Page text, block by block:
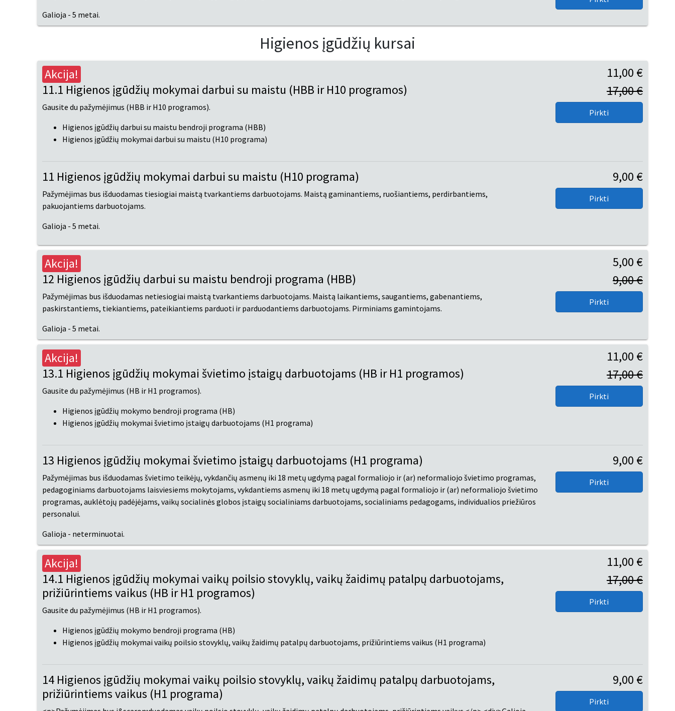
Galioja - 5 metai.
Higienos įgūdžių kursai
11 Higienos įgūdžių mokymai darbui su maistu (H10 programa)
Pažymėjimas bus išduodamas tiesiogiai maistą tvarkantiems darbuotojams. Maistą gaminantiems, ruošiantiems, perdirbantiems,
pakuojantiems darbuotojams.
Galioja - 5 metai.
9,00 €
Akcija!
11.1 Higienos įgūdžių mokymai darbui su maistu (HBB ir H10 programos)
Gausite du pažymėjimus (HBB ir H10 programos).
Higienos įgūdžių darbui su maistu bendroji programa (HBB)
Higienos įgūdžių mokymai darbui su maistu (H10 programa)
11,00 €
17,00 €
Akcija!
12 Higienos įgūdžių darbui su maistu bendroji programa (HBB)
Pažymėjimas bus išduodamas netiesiogiai maistą tvarkantiems darbuotojams. Maistą laikantiems, saugantiems, gabenantiems,
paskirstantiems, tiekiantiems, pateikiantiems parduoti ir parduodantiems darbuotojams. Pirminiams gamintojams.
Galioja - 5 metai.
5,00 €
9,00 €
13 Higienos įgūdžių mokymai švietimo įstaigų darbuotojams (H1 programa)
Pažymėjimas bus išduodamas švietimo teikėjų, vykdančių asmenų iki 18 metų ugdymą pagal formaliojo ir (ar) neformaliojo švietimo programas,
pedagoginiams darbuotojams laisviesiems mokytojams, vykdantiems asmenų iki 18 metų ugdymą pagal formaliojo ir (ar) neformaliojo švietimo
programas, auklėtojų padėjėjams, vaikų socialinės globos įstaigų socialiniams darbuotojams, socialiniams pedagogams, individualios priežiūros
personalui.
Galioja - neterminuotai.
9,00 €
Akcija!
13.1 Higienos įgūdžių mokymai švietimo įstaigų darbuotojams (HB ir H1 programos)
Gausite du pažymėjimus (HB ir H1 programos).
Higienos įgūdžių mokymo bendroji programa (HB)
Higienos įgūdžių mokymai švietimo įstaigų darbuotojams (H1 programa)
11,00 €
17,00 €
14 Higienos įgūdžių mokymai vaikų poilsio stovyklų, vaikų žaidimų patalpų darbuotojams,
prižiūrintiems vaikus (H1 programa)
9,00 €
Akcija!
14.1 Higienos įgūdžių mokymai vaikų poilsio stovyklų, vaikų žaidimų patalpų darbuotojams,
prižiūrintiems vaikus (HB ir H1 programos)
Gausite du pažymėjimus (HB ir H1 programos).
Higienos įgūdžių mokymo bendroji programa (HB)
Higienos įgūdžių mokymai vaikų poilsio stovyklų, vaikų žaidimų patalpų darbuotojams, prižiūrintiems vaikus (H1 programa)
11,00 €
17,00 €